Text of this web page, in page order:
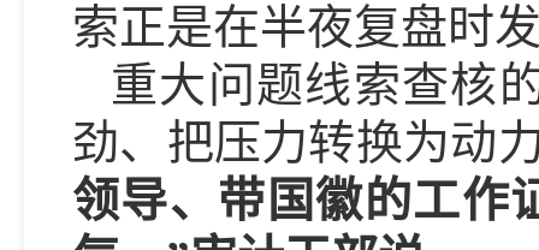
索正是在半夜复盘时
重大问题线索查核
劲、把压力转换为动
领导、带国徽的工作